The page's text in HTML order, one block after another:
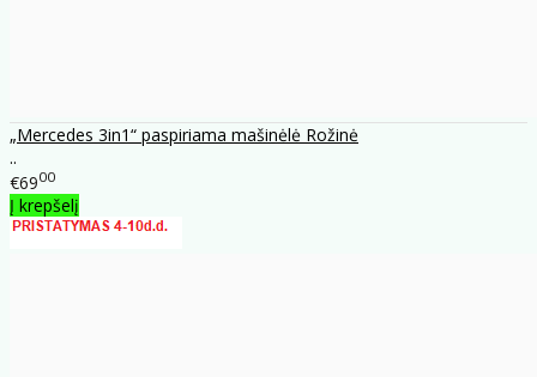
„Mercedes 3in1“ paspiriama mašinėlė Rožinė
..
€6900
Į krepšelį